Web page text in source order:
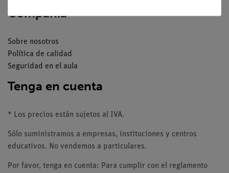
Compañía
Sobre nosotros
Política de calidad
Seguridad en el aula
Tenga en cuenta
* Los precios están sujetos al IVA.
Sólo suministramos a empresas, instituciones y centros
educativos. No vendemos a particulares.
Por favor, tenga en cuenta: Para cumplir con el reglamento